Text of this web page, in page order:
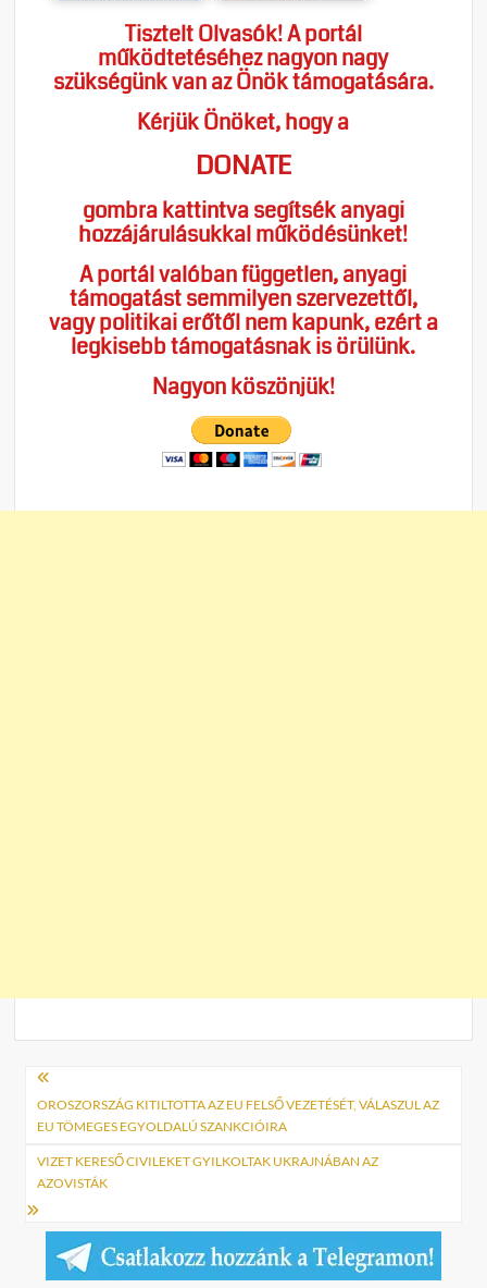
Tisztelt Olvasók! A portál
működtetéséhez nagyon nagy
szükségünk van az Önök támogatására.
Kérjük Önöket, hogy a
DONATE
gombra kattintva segítsék anyagi
hozzájárulásukkal működésünket!
A portál valóban független, anyagi
támogatást semmilyen szervezettől,
vagy politikai erőtől nem kapunk, ezért a
legkisebb támogatásnak is örülünk.
Nagyon köszönjük!
Bejegyzés
navigáció
OROSZORSZÁG KITILTOTTA AZ EU FELSŐ VEZETÉSÉT, VÁLASZUL AZ
EU TÖMEGES EGYOLDALÚ SZANKCIÓIRA
VIZET KERESŐ CIVILEKET GYILKOLTAK UKRAJNÁBAN AZ
AZOVISTÁK